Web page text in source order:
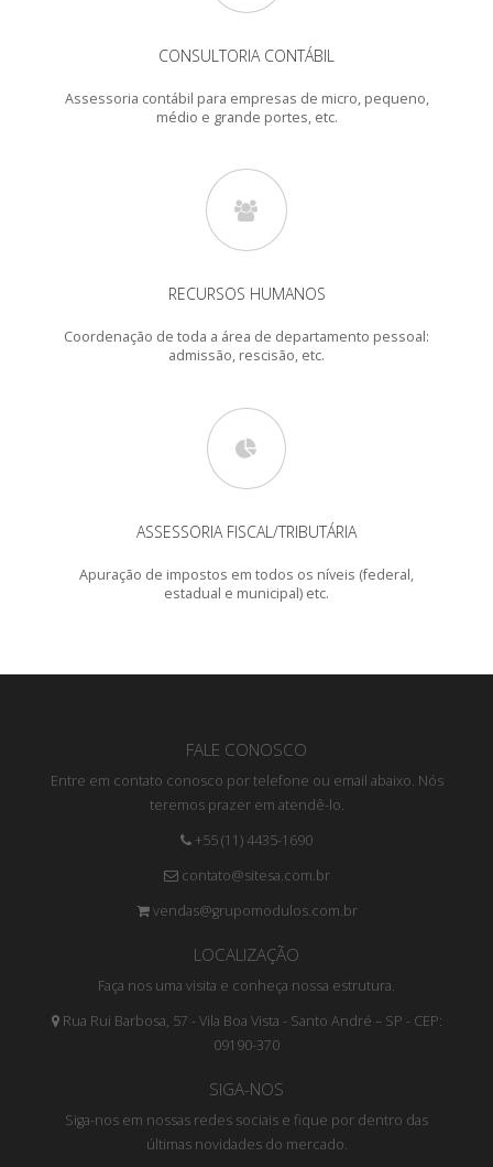
CONSULTORIA CONTÁBIL
Assessoria contábil para empresas de micro, pequeno,
médio e grande portes, etc.
RECURSOS HUMANOS
Coordenação de toda a área de departamento pessoal:
admissão, rescisão, etc.
ASSESSORIA FISCAL/TRIBUTÁRIA
Apuração de impostos em todos os níveis (federal,
estadual e municipal) etc.
FALE CONOSCO
Entre em contato conosco por telefone ou email abaixo. Nós
teremos prazer em atendê-lo.
+55 (11) 4435-1690
contato@sitesa.com.br
vendas@grupomodulos.com.br
LOCALIZAÇÃO
Faça nos uma visita e conheça nossa estrutura.
Rua Rui Barbosa, 57 - Vila Boa Vista - Santo André – SP - CEP:
09190-370
SIGA-NOS
Siga-nos em nossas redes sociais e fique por dentro das
últimas novidades do mercado.